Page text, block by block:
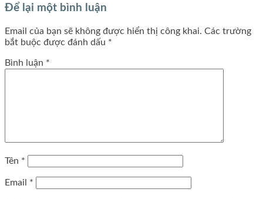
Để lại một bình luận
Email của bạn sẽ không được hiển thị công khai. Các trường
bắt buộc được đánh dấu *
Bình luận *
Tên *
Email *